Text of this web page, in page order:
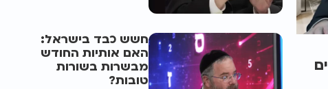
חשש כבד בישראל:
האם אותיות החודש
מבשרות בשורות
טובות?